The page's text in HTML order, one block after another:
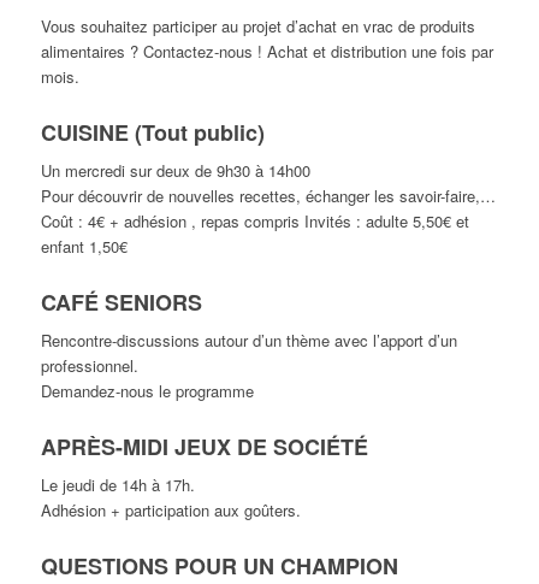
Vous souhaitez participer au projet d’achat en vrac de produits
alimentaires ? Contactez-nous ! Achat et distribution une fois par
mois.
CUISINE (Tout public)
Un mercredi sur deux de 9h30 à 14h00
Pour découvrir de nouvelles recettes, échanger les savoir-faire,…
Coût : 4€ + adhésion , repas compris Invités : adulte 5,50€ et
enfant 1,50€
CAFÉ SENIORS
Rencontre-discussions autour d’un thème avec l’apport d’un
professionnel.
Demandez-nous le programme
APRÈS-MIDI JEUX DE SOCIÉTÉ
Le jeudi de 14h à 17h.
Adhésion + participation aux goûters.
QUESTIONS POUR UN CHAMPION